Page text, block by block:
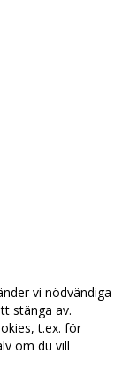
vi nödvändiga
stänga av.
t.ex. för
om du vill